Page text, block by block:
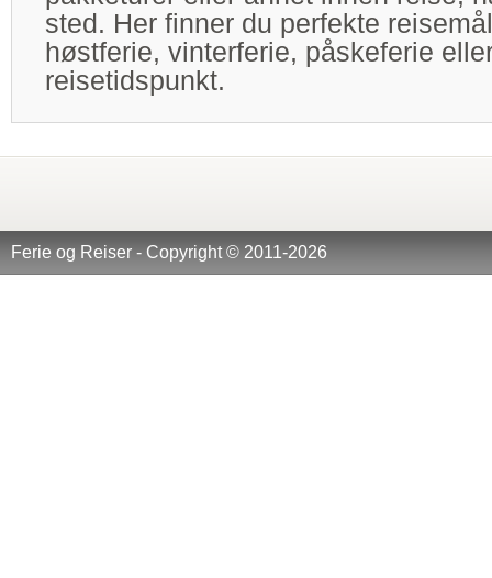
sted. Her finner du perfekte
høstferie, vinterferie, påskeferie
reisetidspunkt.
Ferie og Reiser - Copyright © 2011-2026